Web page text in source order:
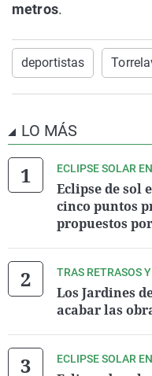
metros.
deportistas
LO MÁS
ECLIPSE SOLAR
Eclipse de sol
cinco puntos
propuestos
TRAS RETRASOS
Los Jardines
acabar las
ECLIPSE SOLAR